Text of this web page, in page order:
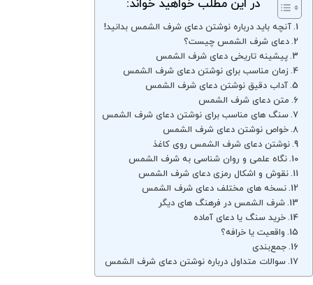
در این مطلب خواهید خواند:
آنچه باید درباره نوشتن دعای شرف الشمس بدانید!
دعای شرف الشمس چیست؟
پیشینه تاریخی دعای شرف الشمس
زمان مناسب برای نوشتن دعای شرف الشمس
آداب دقیق نوشتن دعای شرف الشمس
متن دعای شرف الشمس
سنگ های مناسب برای نوشتن دعای شرف الشمس
خواص نوشتن دعای شرف الشمس
نوشتن دعای شرف الشمس روی کاغذ
نگاه علمی و روان شناسی به شرف الشمس
نقوش و اشکال رمزی دعای شرف الشمس
نسخه های مختلف دعای شرف الشمس
شرف الشمس در فرهنگ های دیگر
خرید سنگ یا دعای آماده
واقعیت یا خرافه؟
جمع‌بندی
سوالات متداول درباره نوشتن دعای شرف الشمس